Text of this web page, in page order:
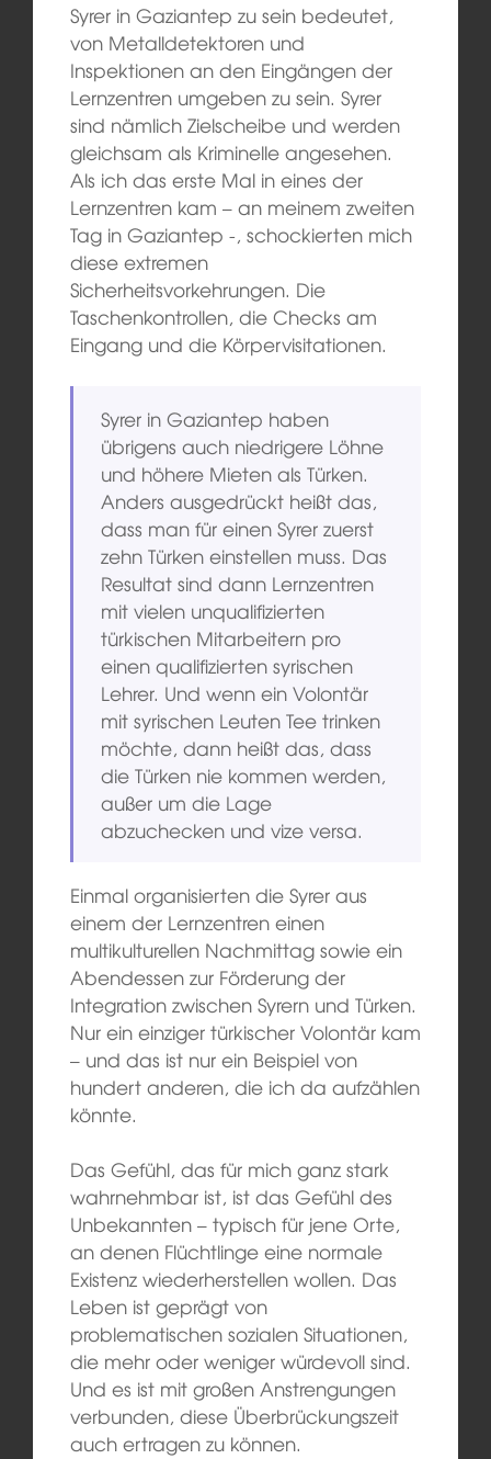
Syrer in Gaziantep zu sein bedeutet,
von Metalldetektoren und
Inspektionen an den Eingängen der
Lernzentren umgeben zu sein. Syrer
sind nämlich Zielscheibe und werden
gleichsam als Kriminelle angesehen.
Als ich das erste Mal in eines der
Lernzentren kam – an meinem zweiten
Tag in Gaziantep -, schockierten mich
diese extremen
Sicherheitsvorkehrungen. Die
Taschenkontrollen, die Checks am
Eingang und die Körpervisitationen.
Syrer in Gaziantep haben
übrigens auch niedrigere Löhne
und höhere Mieten als Türken.
Anders ausgedrückt heißt das,
dass man für einen Syrer zuerst
zehn Türken einstellen muss. Das
Resultat sind dann Lernzentren
mit vielen unqualifizierten
türkischen Mitarbeitern pro
einen qualifizierten syrischen
Lehrer. Und wenn ein Volontär
mit syrischen Leuten Tee trinken
möchte, dann heißt das, dass
die Türken nie kommen werden,
außer um die Lage
abzuchecken und vize versa.
Einmal organisierten die Syrer aus
einem der Lernzentren einen
multikulturellen Nachmittag sowie ein
Abendessen zur Förderung der
Integration zwischen Syrern und Türken.
Nur ein einziger türkischer Volontär kam
– und das ist nur ein Beispiel von
hundert anderen, die ich da aufzählen
könnte.
Das Gefühl, das für mich ganz stark
wahrnehmbar ist, ist das Gefühl des
Unbekannten – typisch für jene Orte,
an denen Flüchtlinge eine normale
Existenz wiederherstellen wollen. Das
Leben ist geprägt von
problematischen sozialen Situationen,
die mehr oder weniger würdevoll sind.
Und es ist mit großen Anstrengungen
verbunden, diese Überbrückungszeit
auch ertragen zu können.